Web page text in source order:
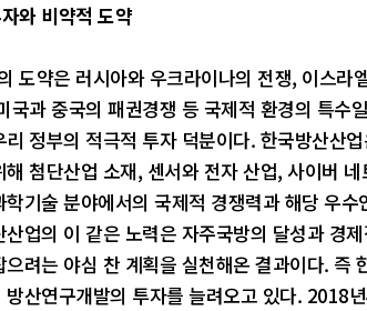
와 비약적 도약
도약은 러시아와 우크라이나의 전쟁, 이스라
국과 중국의 패권경쟁 등 국제적 환경의 특수
정부의 적극적 투자 덕분이다. 한국방산산
첨단산업 소재, 센서와 전자 산업, 사이버
학기술 분야에서의 국제적 경쟁력과 해당 우
산업의 이 같은 노력은 자주국방의 달성과 경
으려는 야심 찬 계획을 실천해온 결과이다. 즉
방산연구개발의 투자를 늘려오고 있다. 2018